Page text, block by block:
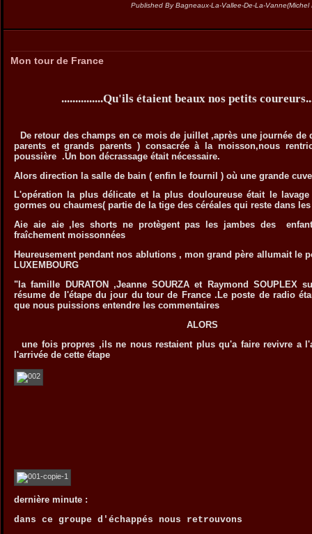
Published By Bagneaux-La-Vallee-De-La-Vanne(Michel
Mon tour de France
...............Qu'ils étaient beaux nos petits
De retour des champs en ce mois de juillet ,après une journée
parents et grands parents ) consacrée à la moisson,nous
poussière .Un bon décrassage était nécessaire.
Alors direction la salle de bain ( enfin le fournil ) où une grande
L'opération la plus délicate et la plus douloureuse était le
gormes ou chaumes( partie de la tige des céréales qui reste dans
Aie aie aie ,les shorts ne protègent pas les jambes des
fraîchement moissonnées
Heureusement pendant nos ablutions , mon grand père allumait le
LUXEMBOURG
"la famille DURATON ,Jeanne SOURZA et Raymond
résume de l'étape du jour du tour de France .Le poste de radio
que nous puissions entendre les commentaires
ALORS
une fois propres ,ils ne nous restaient plus qu'a faire revivre a
l'arrivée de cette étape
dernière minute :
dans ce groupe d'échappés nous retrouvons